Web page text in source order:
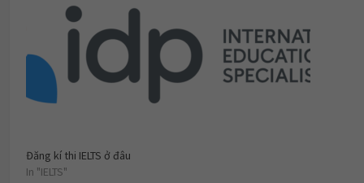
Đăng kí thi IELTS ở đâu
In "IELTS"